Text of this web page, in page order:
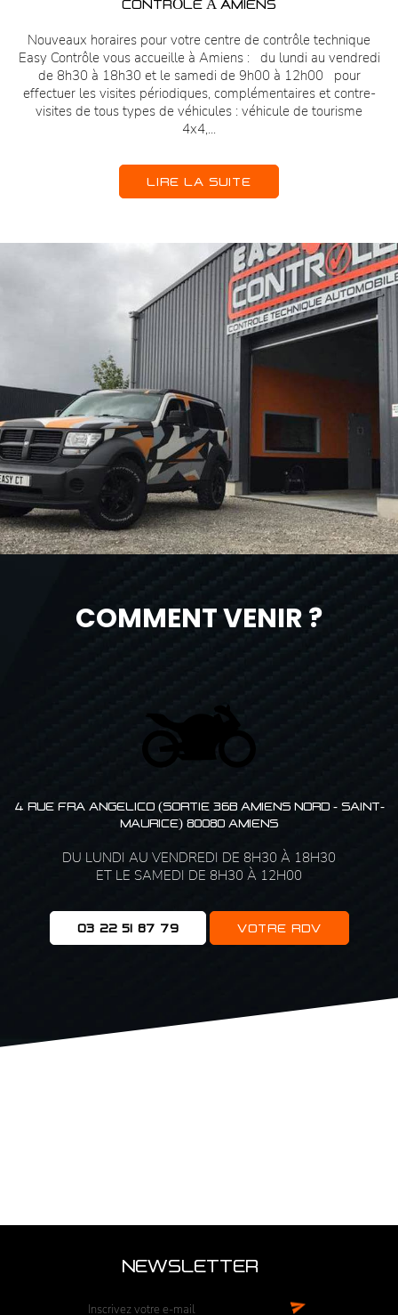
Nouveaux horaires pour votre centre de contrôle technique
Easy Contrôle vous accueille à Amiens : du lundi au vendredi
de 8h30 à 18h30 et le samedi de 9h00 à 12h00 pour
effectuer les visites périodiques, complémentaires et contre-
visites de tous types de véhicules : véhicule de tourisme
4x4,...
LIRE LA SUITE
COMMENT VENIR ?
4 RUE FRA ANGELICO (SORTIE 36B AMIENS NORD - SAINT-
MAURICE) 80080 AMIENS
DU LUNDI AU VENDREDI DE 8H30 À 18H30
ET LE SAMEDI DE 8H30 À 12H00
03 22 51 87 79 VOTRE RDV
NEWSLETTER